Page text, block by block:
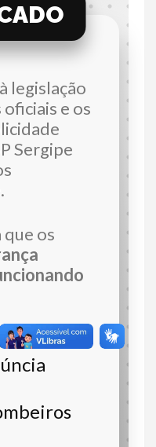
legislação
e os
Sergipe
os